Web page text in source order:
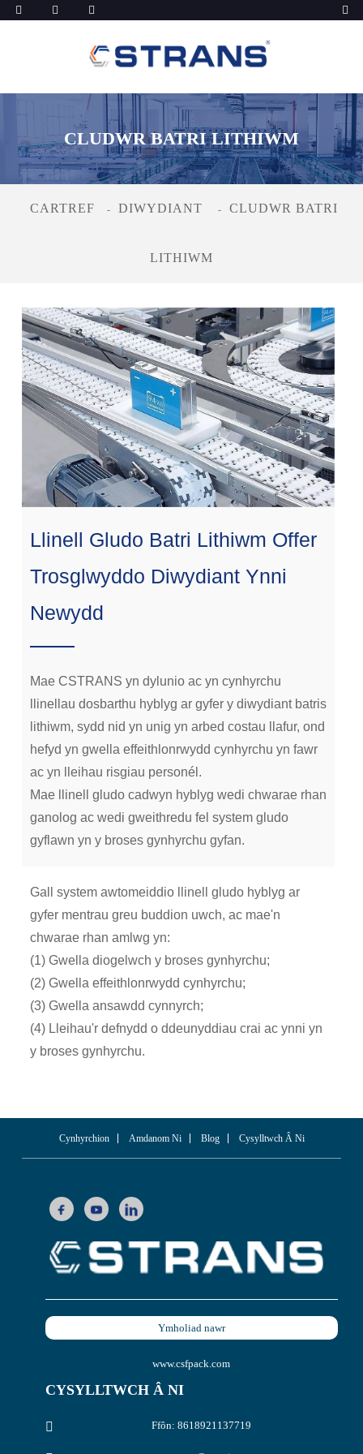
CLUDWR BATRI LITHIWM
CARTREF DIWYDIANT CLUDWR BATRI
LITHIWM
Llinell Gludo Batri Lithiwm Offer
Trosglwyddo Diwydiant Ynni
Newydd
Mae CSTRANS yn dylunio ac yn cynhyrchu
llinellau dosbarthu hyblyg ar gyfer y diwydiant batris
lithiwm, sydd nid yn unig yn arbed costau llafur, ond
hefyd yn gwella effeithlonrwydd cynhyrchu yn fawr
ac yn lleihau risgiau personél.
Mae llinell gludo cadwyn hyblyg wedi chwarae rhan
ganolog ac wedi gweithredu fel system gludo
gyflawn yn y broses gynhyrchu gyfan.
Gall system awtomeiddio llinell gludo hyblyg ar
gyfer mentrau greu buddion uwch, ac mae'n
chwarae rhan amlwg yn:
(1) Gwella diogelwch y broses gynhyrchu;
(2) Gwella effeithlonrwydd cynhyrchu;
(3) Gwella ansawdd cynnyrch;
(4) Lleihau'r defnydd o ddeunyddiau crai ac ynni yn
y broses gynhyrchu.
Cynhyrchion Amdanom Ni Blog Cysylltwch Â Ni
Ymholiad nawr
www.csfpack.com
CYSYLLTWCH Â NI
Ffôn: 8618921137719